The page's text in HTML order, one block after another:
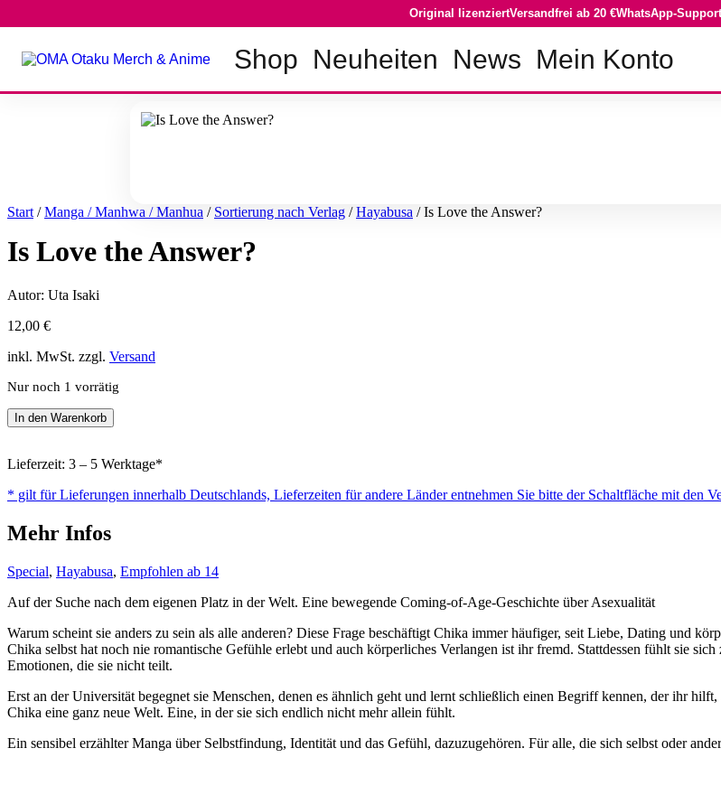
Inhalt
Original lizenziertVersandfrei ab 20 €WhatsApp-
Shop Neuheiten News Mein Konto
Start /Manga / Manhwa / Manhua / Sortierung nach Verlag /Hayabusa / Is Love the Answer?
Is Love the Answer?
Autor: Uta Isaki
12,00 €
inkl. MwSt. zzgl. Versand
Nur noch 1 vorrätig
Is
Love
Answer?
In den Warenkorb
Lieferzeit: 3 – 5 Werktage*
* gilt für Lieferungen innerhalb Deutschlands, Lieferzeiten für andere Länder entnehmen Sie bitte der Schaltfläche mit den
Mehr Infos
Special, Hayabusa, Empfohlen ab 14
Auf der Suche nach dem eigenen Platz in der Welt. Eine bewegende Coming-of-Age-Geschichte über Asexualität
Warum scheint sie anders zu sein als alle anderen? Diese Frage beschäftigt Chika immer häufiger, seit Liebe, Dating und
Chika selbst hat noch nie romantische Gefühle erlebt und auch körperliches Verlangen ist ihr fremd. Stattdessen fühlt sie
Emotionen, die sie nicht teilt.
Erst an der Universität begegnet sie Menschen, denen es ähnlich geht und lernt schließlich einen Begriff kennen, der ihr
Chika eine ganz neue Welt. Eine, in der sie sich endlich nicht mehr allein fühlt.
Ein sensibel erzählter Manga über Selbstfindung, Identität und das Gefühl, dazuzugehören. Für alle, die sich selbst oder